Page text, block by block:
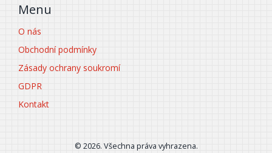
Menu
O nás
Obchodní podmínky
Zásady ochrany soukromí
GDPR
Kontakt
© 2026. Všechna práva vyhrazena.